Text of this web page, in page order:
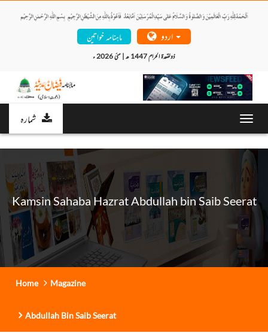
ماہنامہ خواتین
ذولقعدۃ الحرام 1447 ھ | مئی 2026 ء
شمارہ
Kamsin Sahaba Hazrat Abdullah bin Saib Seerat
Home Magazine
Abdullah Bin Saib Seerat